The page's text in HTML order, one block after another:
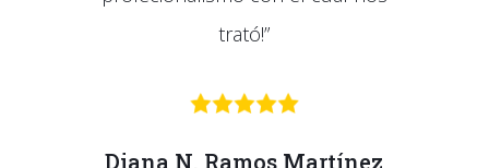
trató!”
Diana N. Ramos Martínez